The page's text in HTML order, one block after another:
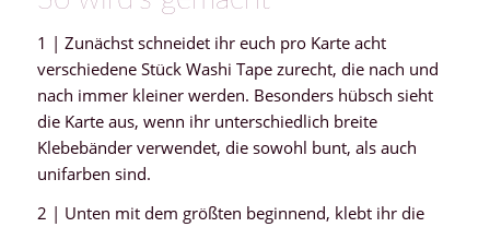
1 | Zunächst schneidet ihr euch pro Karte acht
verschiedene Stück Washi Tape zurecht, die nach und
nach immer kleiner werden. Besonders hübsch sieht
die Karte aus, wenn ihr unterschiedlich breite
Klebebänder verwendet, die sowohl bunt, als auch
unifarben sind.
2 | Unten mit dem größten beginnend, klebt ihr die